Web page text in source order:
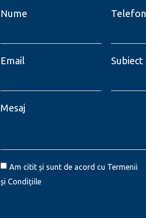
Nume Telefon
Email Subiect
Mesaj
Am citit și sunt de acord cu Termenii
și Condițiile